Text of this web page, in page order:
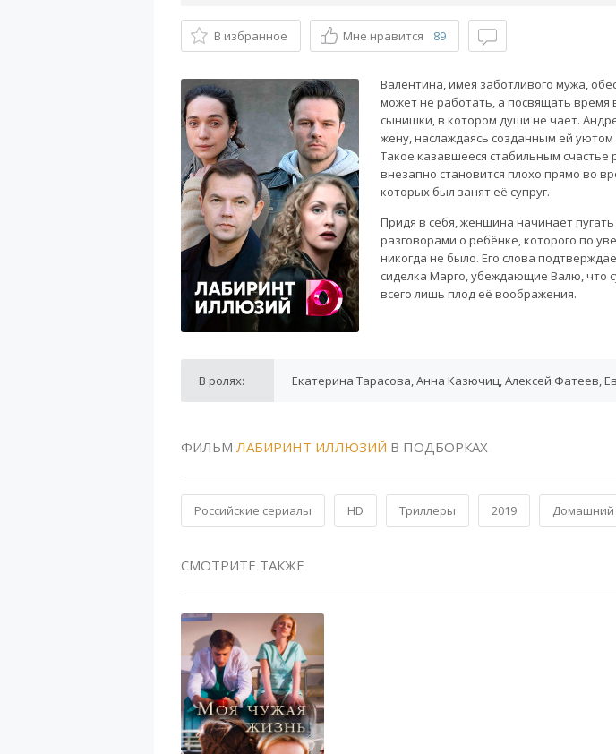
В избранное Мне нравится 89
Валентина, имея заботливого мужа,
может не работать, а посвящать время
сынишки, в котором души не чает.
жену, наслаждаясь созданным ей уютом
Такое казавшееся стабильным счастье
внезапно становится плохо прямо во
которых был занят её супруг.
Придя в себя, женщина начинает
разговорами о ребёнке, которого по
никогда не было. Его слова
сиделка Марго, убеждающие Валю, что
всего лишь плод её воображения.
В ролях: Екатерина Тарасова, Анна Казючиц, Алексей Фатеев,
ФИЛЬМ ЛАБИРИНТ ИЛЛЮЗИЙ В ПОДБОРКАХ
Российские сериалы HD Триллеры 2019 Домашний
СМОТРИТЕ ТАКЖЕ